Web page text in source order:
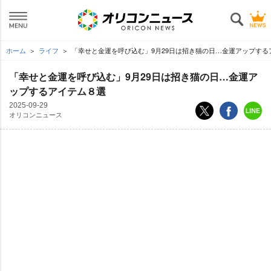
ホーム ライフ 「幸せと金運を呼び込む」9月29日は招き猫の日…金運アップする
「幸せと金運を呼び込む」9月29日は招き猫の日…金運ア
ップするアイテム８選
2025-09-29
オリコンニュース